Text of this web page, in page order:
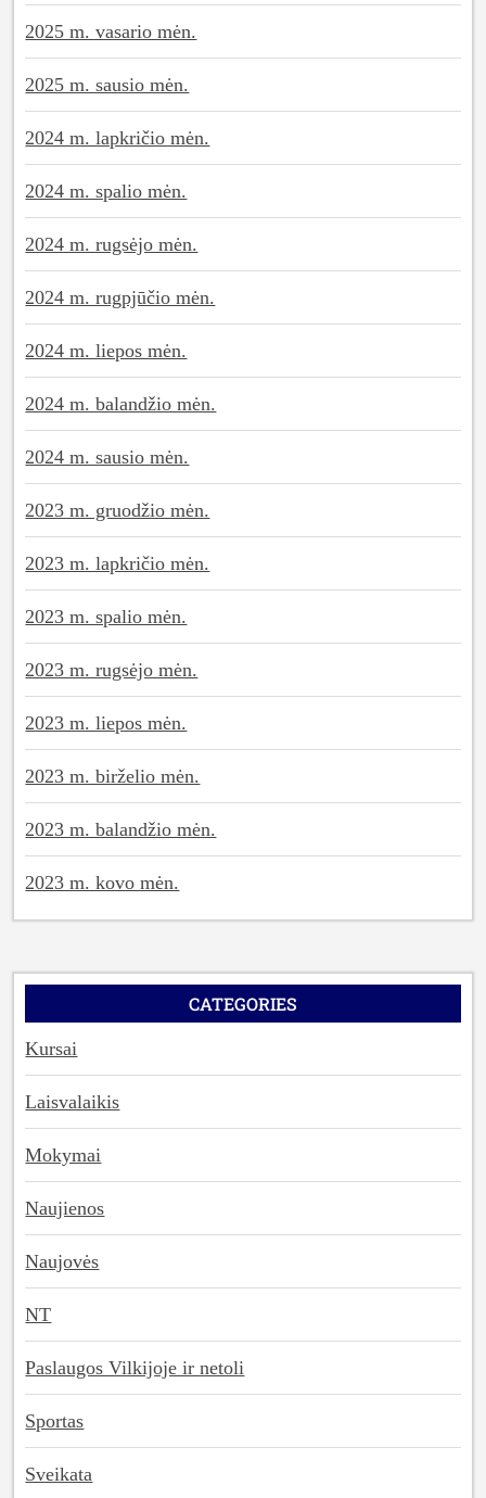
2025 m. vasario mėn.
2025 m. sausio mėn.
2024 m. lapkričio mėn.
2024 m. spalio mėn.
2024 m. rugsėjo mėn.
2024 m. rugpjūčio mėn.
2024 m. liepos mėn.
2024 m. balandžio mėn.
2024 m. sausio mėn.
2023 m. gruodžio mėn.
2023 m. lapkričio mėn.
2023 m. spalio mėn.
2023 m. rugsėjo mėn.
2023 m. liepos mėn.
2023 m. birželio mėn.
2023 m. balandžio mėn.
2023 m. kovo mėn.
CATEGORIES
Kursai
Laisvalaikis
Mokymai
Naujienos
Naujovės
NT
Paslaugos Vilkijoje ir netoli
Sportas
Sveikata